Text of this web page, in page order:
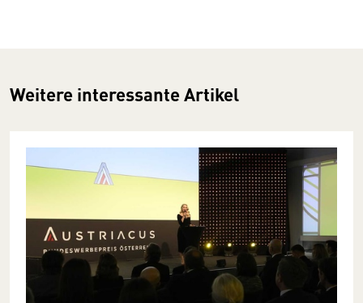
Weitere interessante Artikel